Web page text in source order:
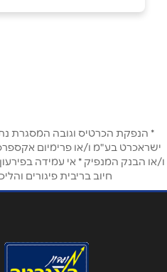
באתר
טלפון*
אימייל *
אנא חזרו אלי בקשר ל...
* הנפקת הכרטיס וגובה המסגרת
ישראכרט בע"מ ו/או פרימיום
ו/או הבנק המנפיק * אי עמידה
חיוב בריבית פיגורים